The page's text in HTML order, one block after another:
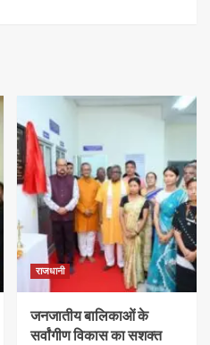
राजधानी
जनजातीय बालिकाओं के
सर्वांगीण विकास का सशक्त